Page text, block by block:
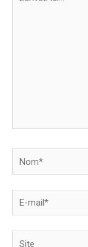
Nom*
E-
mail*
Site